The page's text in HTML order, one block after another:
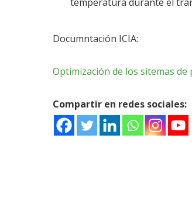
Documntación ICIA:
Optimización de los sitemas de
Compartir en redes sociales: